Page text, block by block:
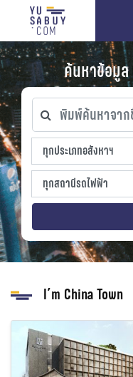
ค้นหาข้อมูล
พิมพ์ค้นหาจากชื่อโ
ทุกประเภทอสังหาฯ
ทุกประเภทอสังหาฯ
sproperty
ทุกทำเลที่ตั้ง
ทุกสถานีรถไฟฟ้า
ทุกสถานีรถไฟฟ้า
strain-station
ทุกช่วงราคา
I’m China Town